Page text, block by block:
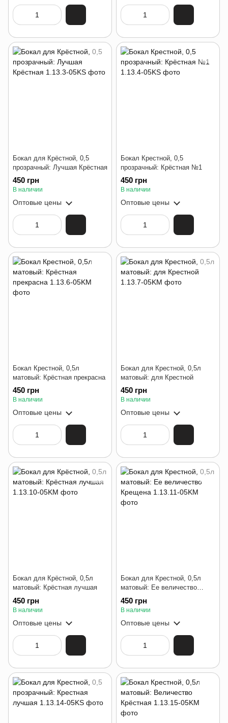
Бокал для Крёстной, 0,5
прозрачный: Лучшая Крёстная
450 грн
В наличии
Оптовые цены
Бокал Крестной, 0,5
прозрачный: Крёстная №1
450 грн
В наличии
Оптовые цены
Бокал Крестной, 0,5л
матовый: Крёстная прекрасна
450 грн
В наличии
Оптовые цены
Бокал для Крестной, 0,5л
матовый: для Крестной
450 грн
В наличии
Оптовые цены
Бокал для Крёстной, 0,5л
матовый: Крёстная лучшая
450 грн
В наличии
Оптовые цены
Бокал для Крестной, 0,5л
матовый: Ее величество
Крещена
450 грн
В наличии
Оптовые цены